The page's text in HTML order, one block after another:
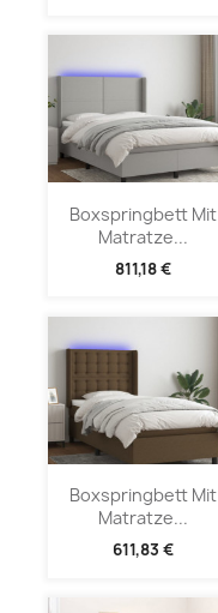
Boxspringbett Mit
Matratze...
811,18 €
Boxspringbett Mit
Matratze...
611,83 €